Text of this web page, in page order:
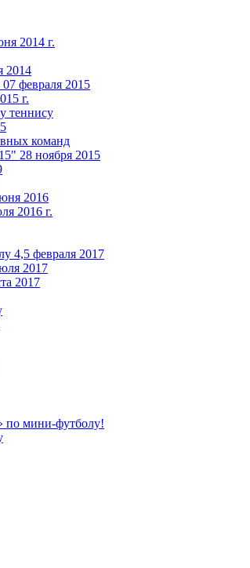
2014 г.
2014
февраля 2015
г.
теннису
команд
28 ноября 2015
2016
2016 г.
февраля 2017
2017
2017
по мини-футболу!